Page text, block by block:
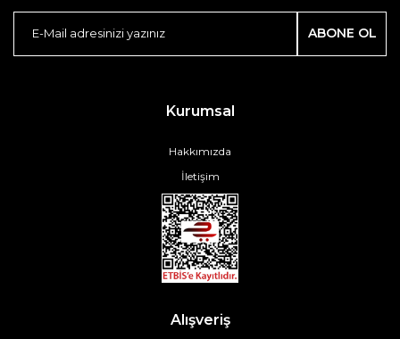
ABONE OL
Kurumsal
Hakkımızda
İletişim
Alışveriş